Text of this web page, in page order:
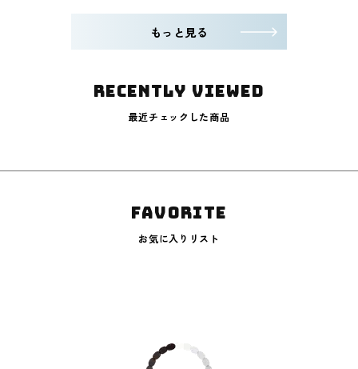
もっと見る
RECENTLY VIEWED
最近チェックした商品
Favorite
お気に入りリスト